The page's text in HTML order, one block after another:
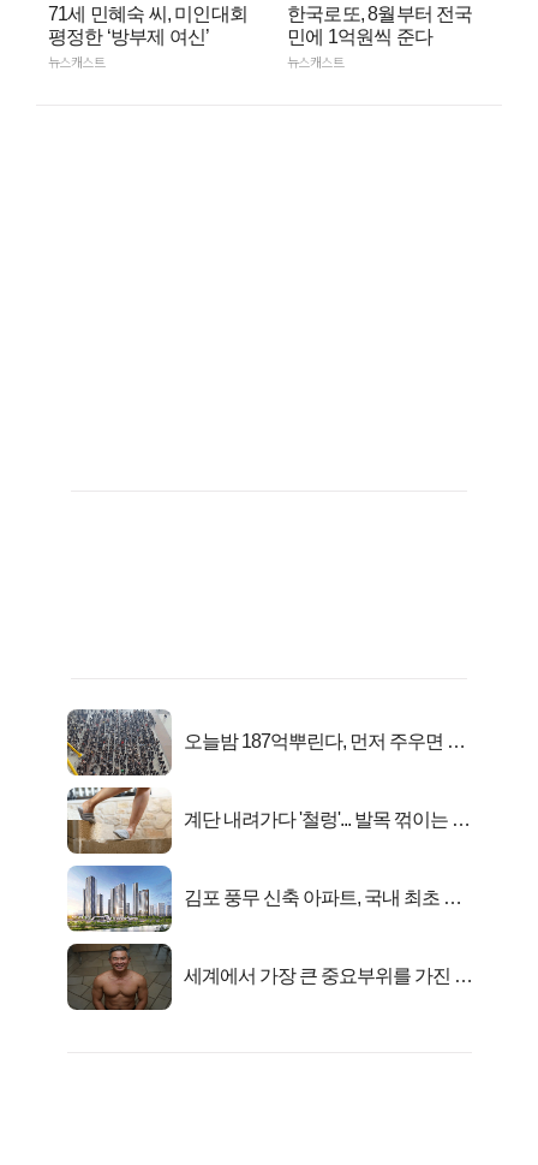
71세 민혜숙 씨, 미인대회
평정한 ‘방부제 여신’
뉴스캐스트
한국로또, 8월부터 전국
민에 1억원씩 준다
뉴스캐스트
오늘밤 187억뿌린다, 먼저 주우면 최
계단 내려가다 '철렁'... 발목 꺾이는 이
김포 풍무 신축 아파트, 국내 최초 반
세계에서 가장 큰 중요부위를 가진 남